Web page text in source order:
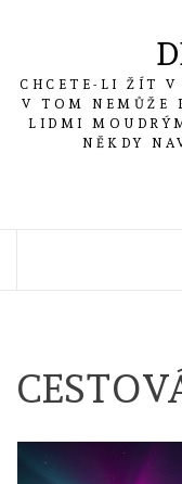
CHCETE-LI ŽÍT V
V TOM NEMŮŽE
LIDMI
NĚKDY